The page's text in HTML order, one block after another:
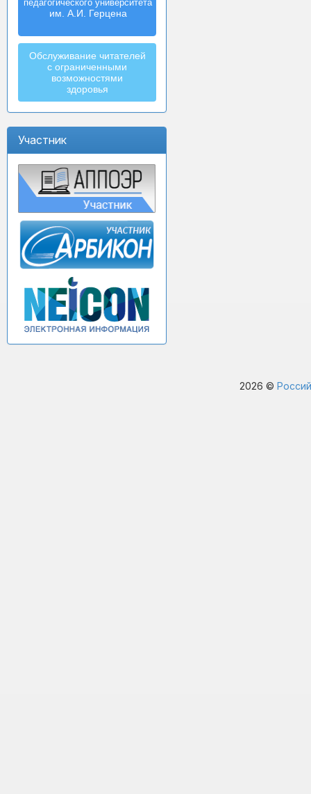
педагогического университета
им. А.И. Герцена
Journal of
Humanities & Sciences
Обслуживание читателей
с ограниченными
возможностями
здоровья
Участник
2026 ©